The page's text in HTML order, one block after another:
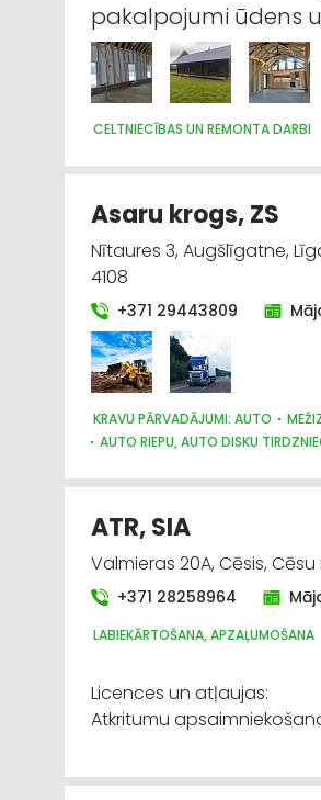
pakalpojumi ūdens
CELTNIECĪBAS UN REMONTA DARBI
Asaru krogs, ZS
Nītaures 3, Augšlīgatne,
4108
+371 29443809
KRAVU PĀRVADĀJUMI: AUTO
AUTO RIEPU, AUTO DISKU
ATR, SIA
Valmieras 20A, Cēsis, Cēsu
+371 28258964
LABIEKĀRTOŠANA, APZAĻUMOŠANA
Licences un atļaujas:
Atkritumu